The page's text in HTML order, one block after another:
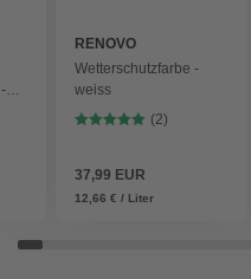
RENOVO
Wetterschutzfarbe -
weiss
(2)
37,99 EUR
12,66 € / Liter